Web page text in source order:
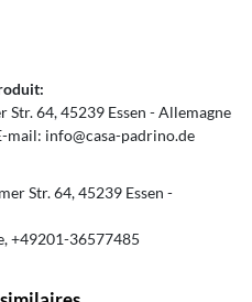
Str.64 45239 Essen
Allemagne
mail: info@casa-padrino.de
Str.64 45239 Essen
+49201-36577485